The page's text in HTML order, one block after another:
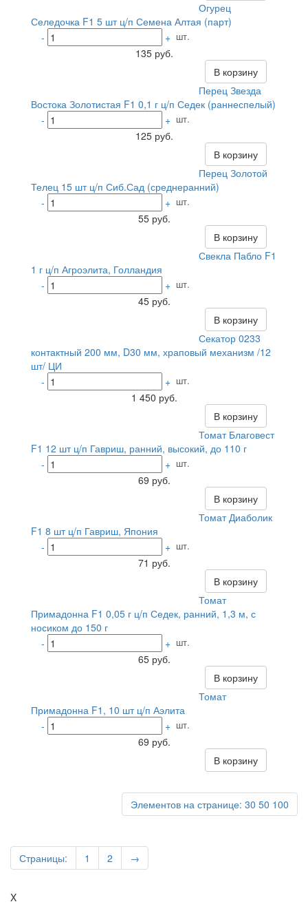
Огурец
Селедочка F1 5 шт ц/п Семена Алтая (парт)
-
+ шт.
135 руб.
В корзину
Перец Звезда
Востока Золотистая F1 0,1 г ц/п Седек (раннеспелый)
-
+ шт.
125 руб.
В корзину
Перец Золотой
Телец 15 шт ц/п Сиб.Сад (среднеранний)
-
+ шт.
55 руб.
В корзину
Свекла Пабло F1
1 г ц/п Агроэлита, Голландия
-
+ шт.
45 руб.
В корзину
Секатор 0233
контактный 200 мм, D30 мм, храповый механизм /12
шт/ ЦИ
-
+ шт.
1 450 руб.
В корзину
Томат Благовест
F1 12 шт ц/п Гавриш, ранний, высокий, до 110 г
-
+ шт.
69 руб.
В корзину
Томат Диаболик
F1 8 шт ц/п Гавриш, Япония
-
+ шт.
71 руб.
В корзину
Томат
Примадонна F1 0,05 г ц/п Седек, ранний, 1,3 м, с
носиком до 150 г
-
+ шт.
65 руб.
В корзину
Томат
Примадонна F1, 10 шт ц/п Аэлита
-
+ шт.
69 руб.
В корзину
Элементов на странице: 30 50 100
Страницы: 1 2 →
X